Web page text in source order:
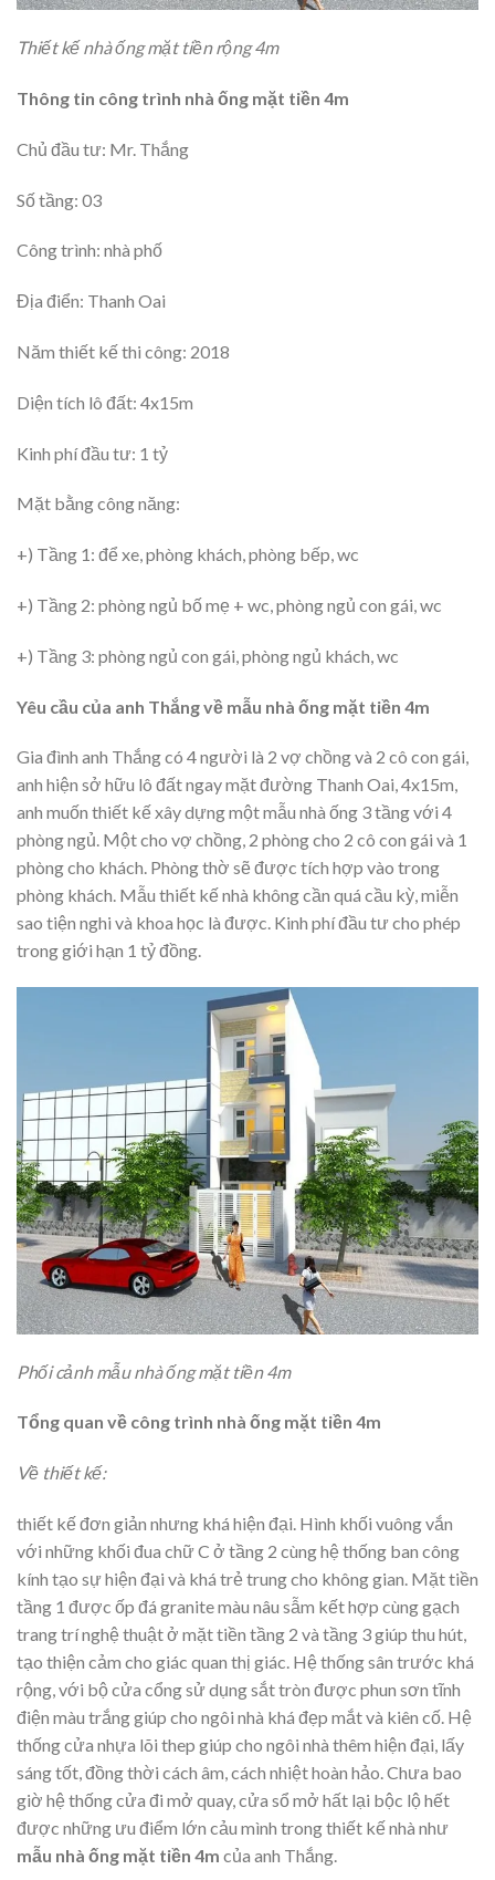
Thiết kế nhà ống mặt tiền rộng 4m
Thông tin công trình nhà ống mặt tiền 4m
Chủ đầu tư: Mr. Thắng
Số tầng: 03
Công trình: nhà phố
Địa điển: Thanh Oai
Năm thiết kế thi công: 2018
Diện tích lô đất: 4x15m
Kinh phí đầu tư: 1 tỷ
Mặt bằng công năng:
+) Tầng 1: để xe, phòng khách, phòng bếp, wc
+) Tầng 2: phòng ngủ bố mẹ + wc, phòng ngủ con gái, wc
+) Tầng 3: phòng ngủ con gái, phòng ngủ khách, wc
Yêu cầu của anh Thắng về mẫu nhà ống mặt tiền 4m
Gia đình anh Thắng có 4 người là 2 vợ chồng và 2 cô con gái,
anh hiện sở hữu lô đất ngay mặt đường Thanh Oai, 4x15m,
anh muốn thiết kế xây dựng một mẫu nhà ống 3 tầng với 4
phòng ngủ. Một cho vợ chồng, 2 phòng cho 2 cô con gái và 1
phòng cho khách. Phòng thờ sẽ được tích hợp vào trong
phòng khách. Mẫu thiết kế nhà không cần quá cầu kỳ, miễn
sao tiện nghi và khoa học là được. Kinh phí đầu tư cho phép
trong giới hạn 1 tỷ đồng.
Phối cảnh mẫu nhà ống mặt tiền 4m
Tổng quan về công trình nhà ống mặt tiền 4m
Về thiết kế:
thiết kế đơn giản nhưng khá hiện đại. Hình khối vuông vắn
với những khối đua chữ C ở tầng 2 cùng hệ thống ban công
kính tạo sự hiện đại và khá trẻ trung cho không gian. Mặt tiền
tầng 1 được ốp đá granite màu nâu sẫm kết hợp cùng gạch
trang trí nghệ thuật ở mặt tiền tầng 2 và tầng 3 giúp thu hút,
tạo thiện cảm cho giác quan thị giác. Hệ thống sân trước khá
rộng, với bộ cửa cổng sử dụng sắt tròn được phun sơn tĩnh
điện màu trắng giúp cho ngôi nhà khá đẹp mắt và kiên cố. Hệ
thống cửa nhựa lõi thep giúp cho ngôi nhà thêm hiện đại, lấy
sáng tốt, đồng thời cách âm, cách nhiệt hoàn hảo. Chưa bao
giờ hệ thống cửa đi mở quay, cửa sổ mở hất lại bộc lộ hết
được những ưu điểm lớn cảu mình trong thiết kế nhà như
mẫu nhà ống mặt tiền 4m của anh Thắng.